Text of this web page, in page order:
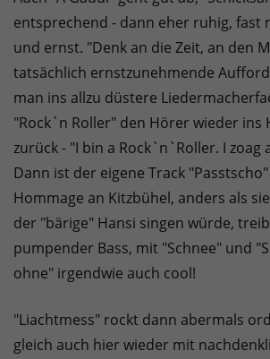
entsprechend - dann eher ruhig, fast
und ernst. "Denk an die Zeit, an den
tatsächlich ernstzunehmende
man ins allzu düstere
"Rock`n Roller" den Hörer wieder ins
zurück - "I bin a Rock`n`Roller. I zoag
Dann ist der eigene Track
Hommage an Kitzbühel, anders als
der "bärige" Hansi singen würde,
pumpender Bass, mit "Schnee" und
ohne" irgendwie auch cool!
"Liachtmess" rockt dann abermals
gleich auch hier wieder mit